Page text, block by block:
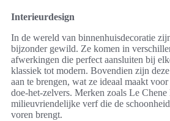
Interieurdesign
In de wereld van binnenhuisdecoratie
bijzonder gewild. Ze komen in
afwerkingen die perfect aansluiten bij
klassiek tot modern. Bovendien zijn
aan te brengen, wat ze ideaal maakt
doe-het-zelvers. Merken zoals Le
milieuvriendelijke verf die de
voren brengt.